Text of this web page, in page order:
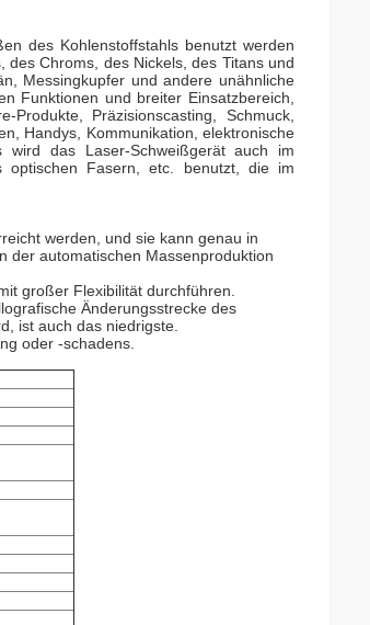
des Kohlenstoffstahls benutzt werden
Chroms, des Nickels, des Titans und
Messingkupfer und andere unähnliche
Funktionen und breiter Einsatzbereich,
Präzisionscasting, Schmuck,
Handys, Kommunikation, elektronische
wird das Laser-Schweißgerät auch im
optischen Fasern, etc. benutzt, die im
werden, und sie kann genau in
der automatischen Massenproduktion
großer Flexibilität durchführen.
Änderungsstrecke des
ist auch das niedrigste.
oder -schadens.